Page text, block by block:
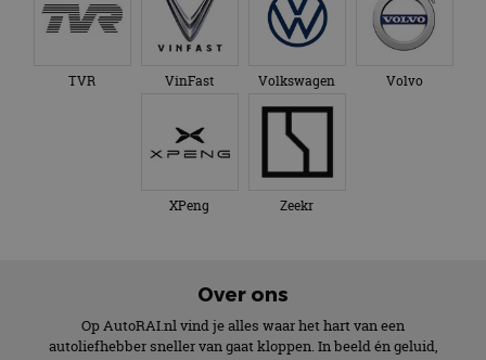
TVR VinFast Volkswagen Volvo
XPeng Zeekr
Over ons
Op AutoRAI.nl vind je alles waar het hart van een
autoliefhebber sneller van gaat kloppen. In beeld én geluid,